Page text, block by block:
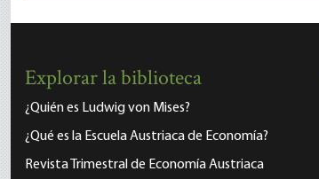
Explorar la biblioteca
¿Quién es Ludwig von Mises?
¿Qué es la Escuela Austriaca de Economía?
Revista Trimestral de Economía Austriaca